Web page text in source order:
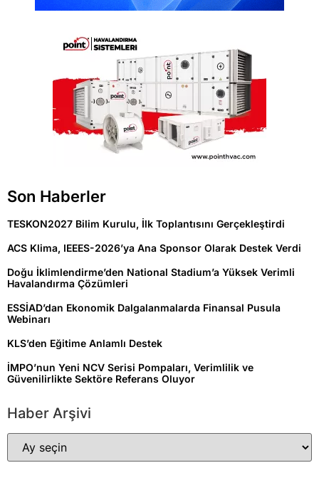
Son Haberler
TESKON2027 Bilim Kurulu, İlk Toplantısını Gerçekleştirdi
ACS Klima, IEEES-2026’ya Ana Sponsor Olarak Destek Verdi
Doğu İklimlendirme’den National Stadium’a Yüksek Verimli
Havalandırma Çözümleri
ESSİAD’dan Ekonomik Dalgalanmalarda Finansal Pusula
Webinarı
KLS’den Eğitime Anlamlı Destek
İMPO’nun Yeni NCV Serisi Pompaları, Verimlilik ve
Güvenilirlikte Sektöre Referans Oluyor
Haber Arşivi